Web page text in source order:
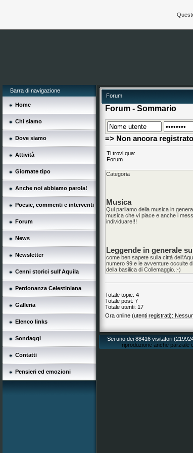
Barra di navigazione
Home
Chi siamo
Dove siamo
Attività
Giornate tipo
Anche noi abbiamo parola!
Poesie, commenti e interventi
Forum
News
Newsletter
Cenni storici sull'Aquila
Perdonanza Celestiniana
Galleria
Elenco links
Sondaggi
Contatti
Pensieri ed emozioni
Forum
Forum - Sommario
=> Non ancora
Ti trovi qua:
Forum
Categoria
Musica
Qui parliamo della musica in
musica che vi piace e anche i
individuare!!!
Leggende in generale
come ben sapete sulla città
numero 99 e le avventure occulte
della basilica di Collemaggio.;-)
Totale topic: 4
Totale post: 7
Totale utenti: 17
Ora online (utenti registrati):
Sei uno dei 88416 visitatori
riproduzione anche parziale